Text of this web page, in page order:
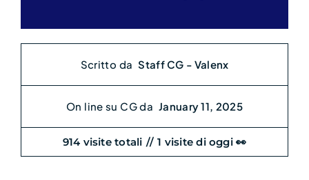
Scritto da Staff CG - Valenx
On line su CG da January 11, 2025
914 visite totali // 1 visite di oggi 👀